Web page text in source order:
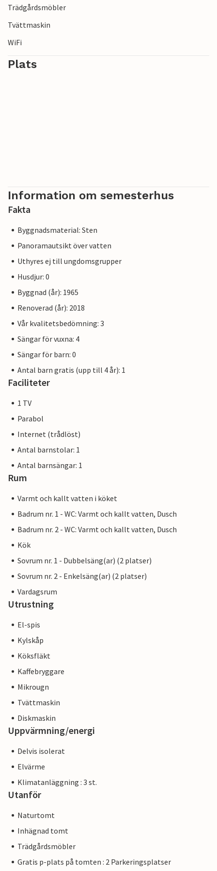
Trädgårdsmöbler
Tvättmaskin
WiFi
Plats
Information om semesterhus
Fakta
Byggnadsmaterial: Sten
Panoramautsikt över vatten
Uthyres ej till ungdomsgrupper
Husdjur: 0
Byggnad (år): 1965
Renoverad (år): 2018
Vår kvalitetsbedömning: 3
Sängar för vuxna: 4
Sängar för barn: 0
Antal barn gratis (upp till 4 år): 1
Faciliteter
1 TV
Parabol
Internet (trådlöst)
Antal barnstolar: 1
Antal barnsängar: 1
Rum
Varmt och kallt vatten i köket
Badrum nr. 1 - WC: Varmt och kallt vatten, Dusch
Badrum nr. 2 - WC: Varmt och kallt vatten, Dusch
Kök
Sovrum nr. 1 - Dubbelsäng(ar) (2 platser)
Sovrum nr. 2 - Enkelsäng(ar) (2 platser)
Vardagsrum
Utrustning
El-spis
Kylskåp
Köksfläkt
Kaffebryggare
Mikrougn
Tvättmaskin
Diskmaskin
Uppvärmning/energi
Delvis isolerat
Elvärme
Klimatanläggning : 3 st.
Utanför
Naturtomt
Inhägnad tomt
Trädgårdsmöbler
Gratis p-plats på tomten : 2 Parkeringsplatser